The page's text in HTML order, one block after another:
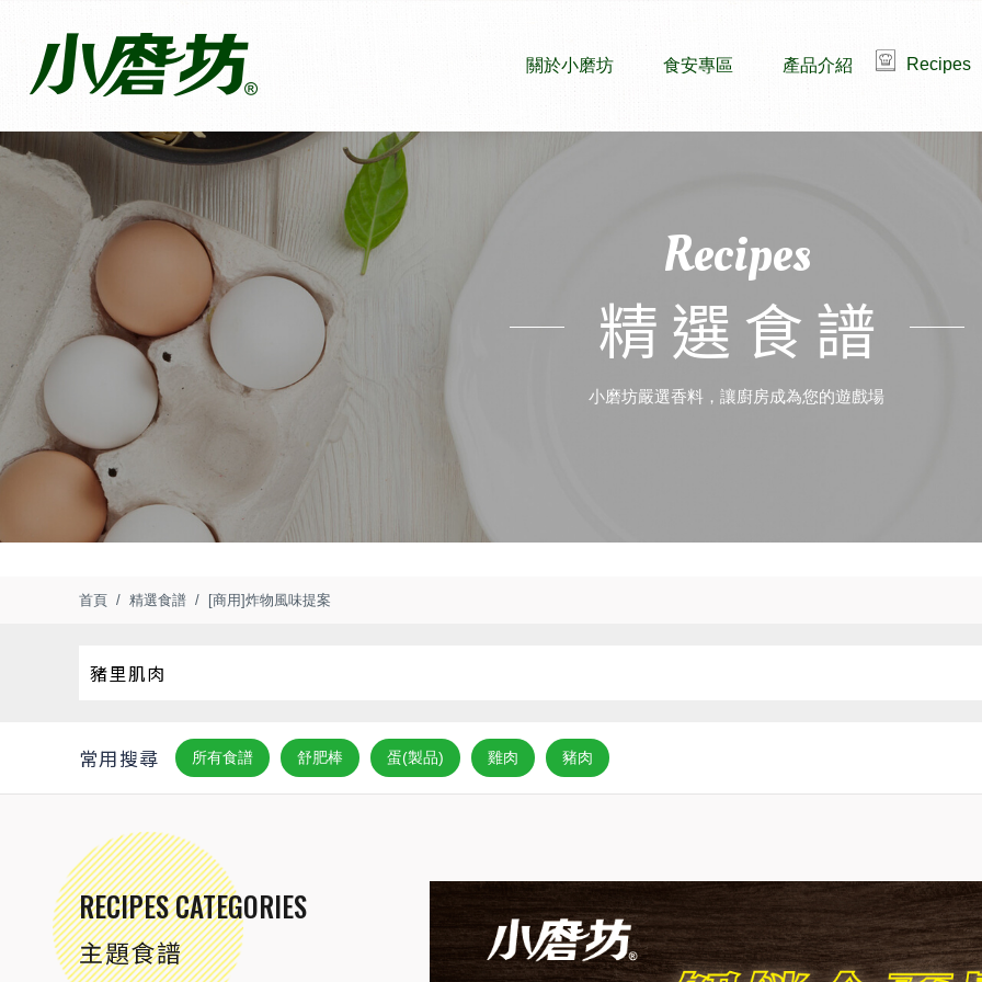
關於小磨坊 食安專區 產品介紹 Recipes
Recipes
精選食譜
小磨坊嚴選香料，讓廚房成為您的遊戲場
首頁 精選食譜 [商用]炸物風味提案
常用搜尋 所有食譜 舒肥棒 蛋(製品) 雞肉 豬肉
RECIPES CATEGORIES
主題食譜